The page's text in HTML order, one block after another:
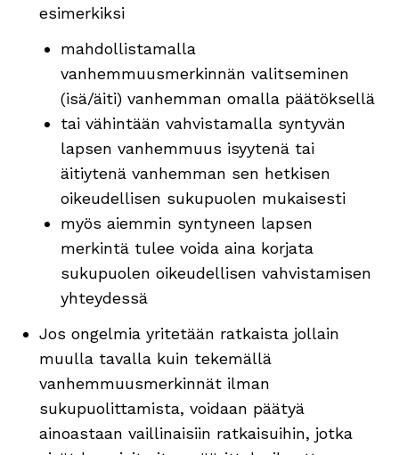
esimerkiksi
mahdollistamalla
vanhemmuusmerkinnän valitseminen
(isä/äiti) vanhemman omalla päätöksellä
tai vähintään vahvistamalla syntyvän
lapsen vanhemmuus isyytenä tai
äitiytenä vanhemman sen hetkisen
oikeudellisen sukupuolen mukaisesti
myös aiemmin syntyneen lapsen
merkintä tulee voida aina korjata
sukupuolen oikeudellisen vahvistamisen
yhteydessä
Jos ongelmia yritetään ratkaista jollain
muulla tavalla kuin tekemällä
vanhemmuusmerkinnät ilman
sukupuolittamista, voidaan päätyä
ainoastaan vaillinaisiin ratkaisuihin, jotka